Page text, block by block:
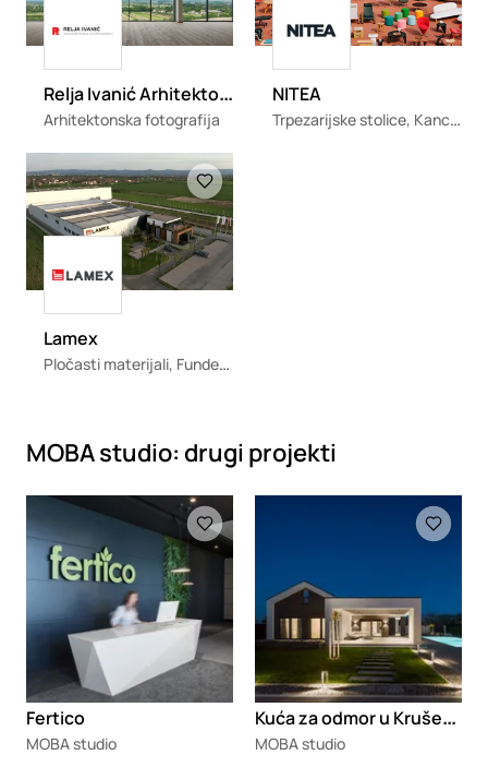
R
elja Ivanić Arhitektonska Fotografija
Arhitektonska fotografija
NITEA
Trpezarijske stolice, Kancelarijske stolice i fotelje, Pregradni sistemi i police
Loading
Lamex
Pločasti materijali, Fundermax, Ventilisane fasade, Sanitarne kabine, Sobna vrata
MOBA studio: drugi projekti
Loading
Fertico
MOBA studio
K
uća za odmor u Krušedolu
MOBA studio